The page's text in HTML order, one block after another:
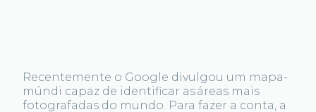
Recentemente o Google divulgou um mapa-
múndi capaz de identificar as áreas mais
fotografadas do mundo. Para fazer a conta, a